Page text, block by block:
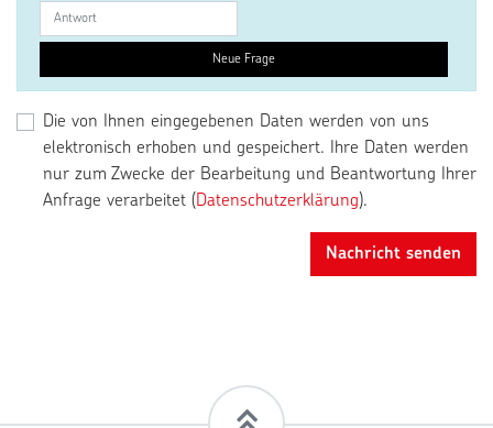
Neue Frage
Die von Ihnen eingegebenen Daten werden von uns
elektronisch erhoben und gespeichert. Ihre Daten werden
nur zum Zwecke der Bearbeitung und Beantwortung Ihrer
Anfrage verarbeitet (Datenschutzerklärung).
Nachricht senden